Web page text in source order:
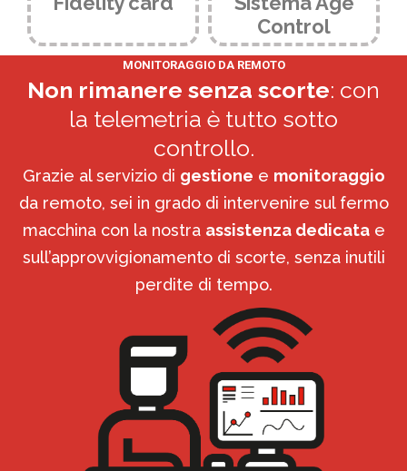
Control
MONITORAGGIO DA REMOTO
Non rimanere senza scorte: con
la telemetria è tutto sotto
controllo.
Grazie al servizio di gestione e monitoraggio
da remoto, sei in grado di intervenire sul fermo
macchina con la nostra assistenza dedicatae
sull’approvvigionamento di scorte, senza inutili
perdite di tempo.